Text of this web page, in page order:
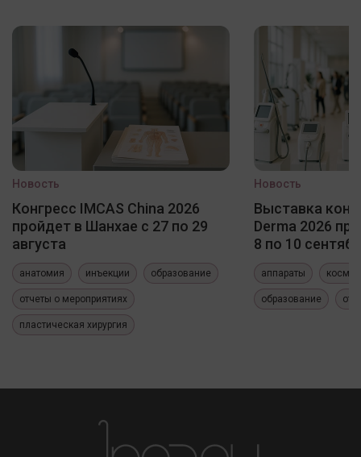
Новость
Конгресс IMCAS China 2026
пройдет в Шанхае с 27 по 29
августа
анатомия инъекции образование
отчеты о мероприятиях
пластическая хирургия
Новость
Выставка
Derma 2026
8 по 10
аппараты
образование